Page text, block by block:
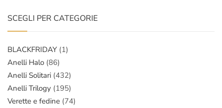
SCEGLI PER CATEGORIE
BLACKFRIDAY (1)
Anelli Halo (86)
Anelli Solitari (432)
Anelli Trilogy (195)
Verette e fedine (74)